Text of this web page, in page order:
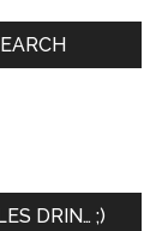
DRIN… ;)